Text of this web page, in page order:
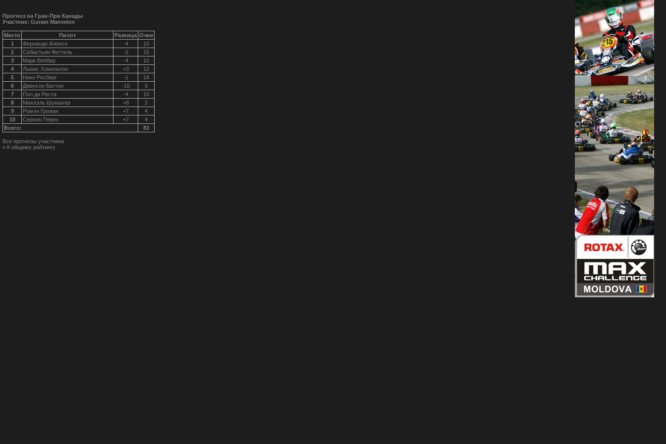
Прогноз на Гран-При Канады
Участник: Guram Manvelov
Место Пилот Разница Очки
1
Фернандо Алонсо -4
10
2
Себастьян Феттель -2
15
3
Марк Веббер -4
10
4
Льюис Хэмильтон +3
12
5
Нико Росберг -1
18
6
Дженсон Баттон -10
0
7
Пол ди Реста -4
10
8
Михаэль Шумахер +8
2
9
Ромэн Грожан +7
4
10
Серхио Перес +7
4
Всего:
83
Все прогнозы участника
« К общему рейтингу